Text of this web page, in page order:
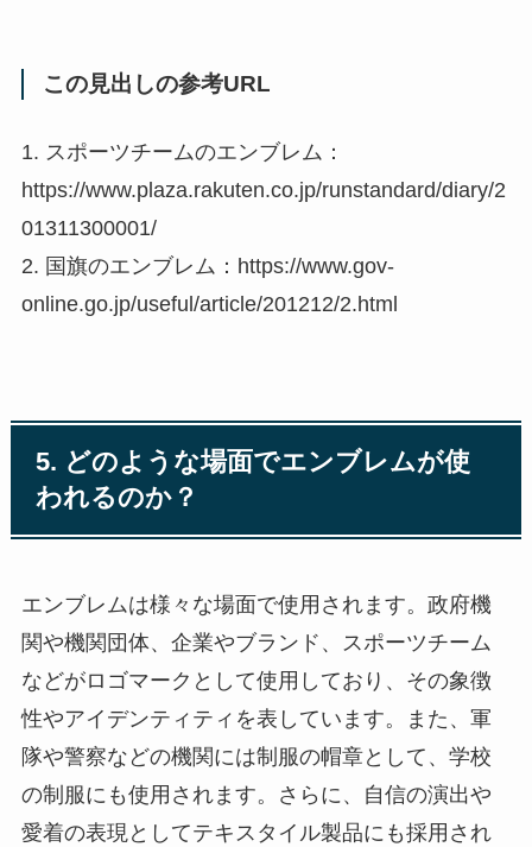
この見出しの参考URL
1. スポーツチームのエンブレム：
https://www.plaza.rakuten.co.jp/runstandard/diary/2
01311300001/
2. 国旗のエンブレム：https://www.gov-
online.go.jp/useful/article/201212/2.html
5. どのような場面でエンブレムが使
われるのか？
エンブレムは様々な場面で使用されます。政府機
関や機関団体、企業やブランド、スポーツチーム
などがロゴマークとして使用しており、その象徴
性やアイデンティティを表しています。また、軍
隊や警察などの機関には制服の帽章として、学校
の制服にも使用されます。さらに、自信の演出や
愛着の表現としてテキスタイル製品にも採用され